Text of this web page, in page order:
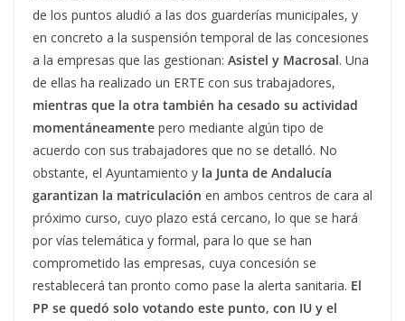
de los puntos aludió a las dos guarderías municipales, y
en concreto a la suspensión temporal de las concesiones
a la empresas que las gestionan: Asistel y Macrosal. Una
de ellas ha realizado un ERTE con sus trabajadores,
mientras que la otra también ha cesado su actividad
momentáneamente pero mediante algún tipo de
acuerdo con sus trabajadores que no se detalló. No
obstante, el Ayuntamiento y la Junta de Andalucía
garantizan la matriculación en ambos centros de cara al
próximo curso, cuyo plazo está cercano, lo que se hará
por vías telemática y formal, para lo que se han
comprometido las empresas, cuya concesión se
restablecerá tan pronto como pase la alerta sanitaria. El
PP se quedó solo votando este punto, con IU y el